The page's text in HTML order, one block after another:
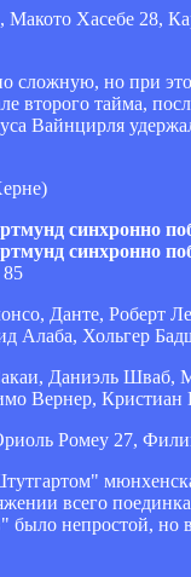
Макото Хасебе 28,
сложную, но при
второго тайма,
Вайнцирля
Данте, Роберт
Хольгер
Даниэль
Вернер, Кристиан
Ромеу 27,
всего
непростой, но